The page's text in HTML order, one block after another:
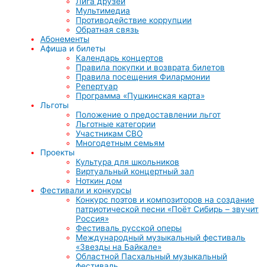
Мультимедиа
Противодействие коррупции
Обратная связь
Абонементы
Афиша и билеты
Календарь концертов
Правила покупки и возврата билетов
Правила посещения Филармонии
Репертуар
Программа «Пушкинская карта»
Льготы
Положение о предоставлении льгот
Льготные категории
Участникам СВО
Многодетным семьям
Проекты
Культура для школьников
Виртуальный концертный зал
Ноткин дом
Фестивали и конкурсы
Конкурс поэтов и композиторов на создание
патриотической песни «Поёт Сибирь – звучит
Россия»
Фестиваль русской оперы
Международный музыкальный фестиваль
«Звезды на Байкале»
Областной Пасхальный музыкальный